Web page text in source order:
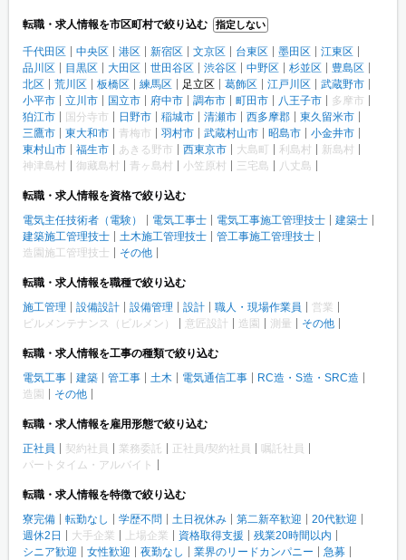
転職・求人情報を市区町村で絞り込む 指定しない
千代田区 中央区 港区 新宿区 文京区 台東区 墨田区
江東区
品川区
目黒区 大田区 世田谷区 渋谷区 中野区 杉並区
豊島区
北区
荒川区 板橋区 練馬区 足立区 葛飾区 江戸川区
武蔵野市
小平市
立川市 国立市 府中市 調布市 町田市 八王子市
多摩市
狛江市
国分寺市 日野市 稲城市 清瀬市 西多摩郡
東久留米市
三鷹市
東大和市 青梅市 羽村市 武蔵村山市 昭島市
小金井市
東村山市
福生市 あきる野市 西東京市 大島町 利島村
新島村
神津島村
御藏島村 青ヶ島村 小笠原村 三宅島 八丈島
転職・求人情報を資格で絞り込む
電気主任技術者（電験）
電気工事士 電気工事施工管理技士
建築士
建築施工管理技士
土木施工管理技士
管工事施工管理技士
造園施工管理技士
その他
転職・求人情報を職種で絞り込む
施工管理
設備設計 設備管理 設計 職人・現場作業員
営業
ビルメンテナンス（ビルメン）
意匠設計 造園 測量 その他
転職・求人情報を工事の種類で絞り込む
電気工事
建築 管工事 土木 電気通信工事
RC造・S造・SRC造
造園
その他
転職・求人情報を雇用形態で絞り込む
正社員
契約社員 業務委託 正社員/契約社員
嘱託社員
パートタイム・アルバイト
転職・求人情報を特徴で絞り込む
寮完備
転勤なし 学歴不問 土日祝休み 第二新卒歓迎
20代歓迎
週休2日
大手企業 上場企業 資格取得支援
残業20時間以内
シニア歓迎
女性歓迎 夜勤なし 業界のリードカンパニー
急募